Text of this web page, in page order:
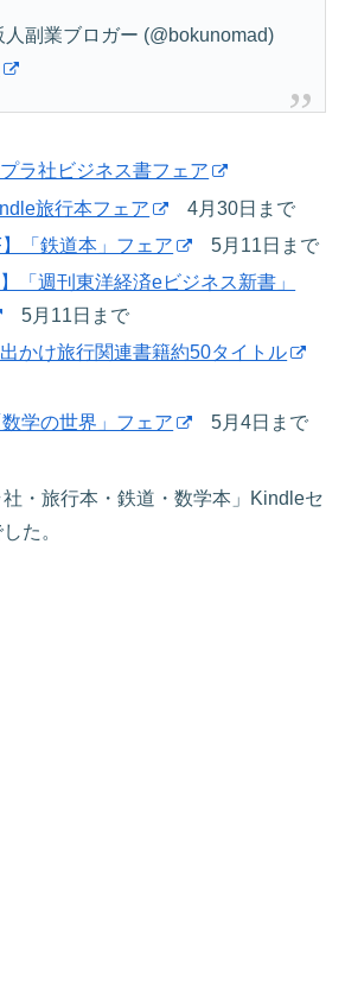
副業ブロガー (@bokunomad)
ラ社ビジネス書フェア
旅行本フェア
4月30日まで
】「鉄道本」フェア
5月11日まで
「週刊東洋経済eビジネス新書」
5月11日まで
出かけ旅行関連書籍約50タイトル
数学の世界」フェア
5月4日まで
・旅行本・鉄道・数学本」Kindleセ
た。